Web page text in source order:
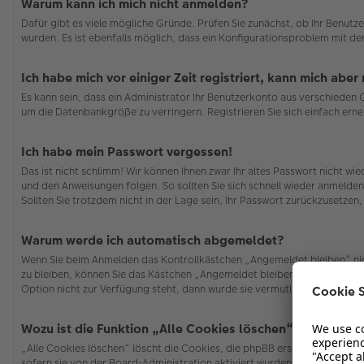
Dafür gibt es viele mögliche Gründe. Prüfen Sie zunächst, ob Ihr
wurden. Es ist ebenfalls möglich, dass ein Konfigurationsproblem mit
Ich habe mich vor einiger Zeit registriert, kann mich aber
Es kann sein, dass ein Administrator Ihr Benutzerkonto aus
um die Datenbankgröße zu verringern. Registrieren Sie sich einfach
Ich habe mein Passwort vergessen!
Das ist nicht schlimm! Wir können Ihnen zwar Ihr altes Passwort nicht
und den Anweisungen folgen. So sollten Sie sich schnell wieder
Sollten Sie trotzdem nicht in der Lage sein, Ihr Passwort
Warum werde ich automatisch abgemeldet?
Wenn Sie beim Anmelden das Kontrollkästchen „Angemeldet bleiben“
zu bleiben, können Sie das Kästchen „Angemeldet bleiben“ beim
Option nicht zur Verfügung steht, dann wurde sie vermutlich von der
Wozu ist die Funktion „Alle Cookies löschen“?
„Alle Cookies löschen“ löscht die Cookies, die phpBB erstellt hat und